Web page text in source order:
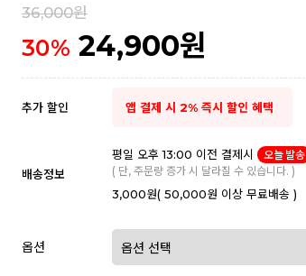
36,000원
30% 24,900원
추가 할인 앱 결제 시 2% 즉시 할인 혜택
배송정보
평일 오후 13:00 이전 결제시
오늘 발송
( 단, 주문량 증가 시 달라질 수 있습니다. )
3,000원( 50,000원 이상 무료배송 )
옵션